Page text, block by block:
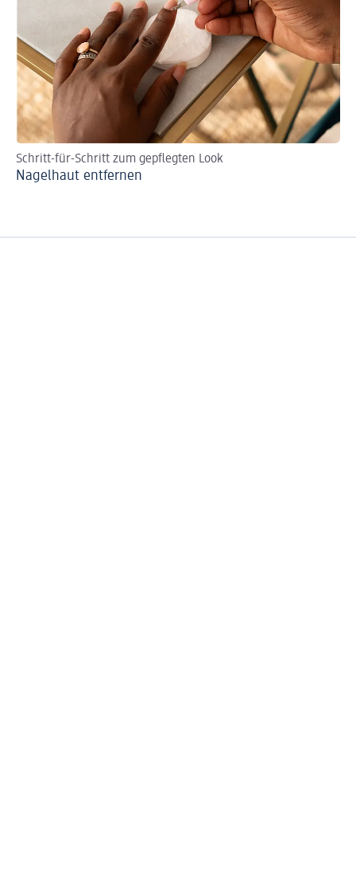
Schritt-für-Schritt zum gepflegten Look
Nagelhaut entfernen